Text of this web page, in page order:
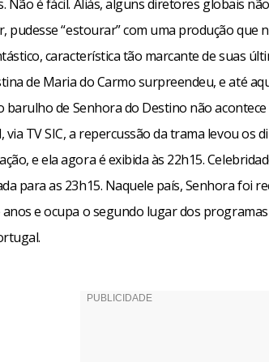
Não é fácil. Aliás, alguns diretores globais
pudesse “estourar” com uma produção que
característica tão marcante de suas
de Maria do Carmo surpreendeu, e até
barulho de Senhora do Destino não
via TV SIC, a repercussão da trama levou os
e ela agora é exibida às 22h15.
para as 23h15. Naquele país, Senhora foi
e ocupa o segundo lugar dos